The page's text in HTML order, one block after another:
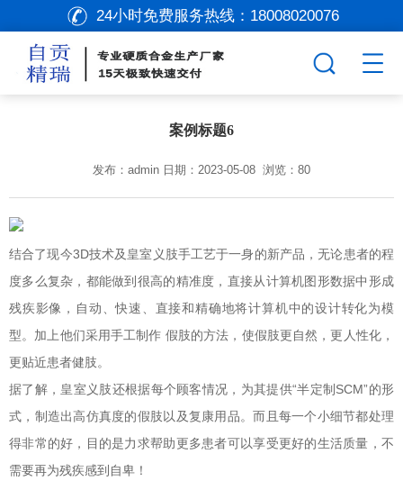
24小时免费服务热线： 18008020076
案例标题6
发布：admin 日期：2023-05-08 浏览：80
结合了现今3D技术及皇室义肢手工艺于一身的新产品，无论患者的程
度多么复杂，都能做到很高的精准度，直接从计算机图形数据中形成
残疾影像，自动、快速、直接和精确地将计算机中的设计转化为模
型。加上他们采用手工制作 假肢的方法，使假肢更自然，更人性化，
更贴近患者健肢。
据了解，皇室义肢还根据每个顾客情况，为其提供“半定制SCM”的形
式，制造出高仿真度的假肢以及复康用品。而且每一个小细节都处理
得非常的好，目的是力求帮助更多患者可以享受更好的生活质量，不
需要再为残疾感到自卑！